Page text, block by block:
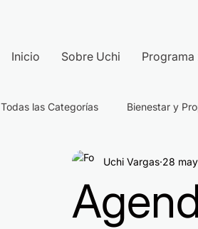
Inicio Sobre Uchi Programa
Todas las Categorías Bienestar y
Uchi Vargas 28